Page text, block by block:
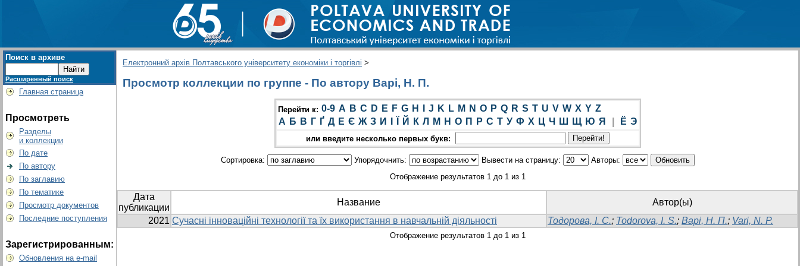
Поиск в архиве
Расширенный поиск
Главная страница
Просмотреть
Разделы
и коллекции
По дате
По автору
По заглавию
По тематике
Просмотр документов
Последние поступления
Зарегистрированным:
Обновления на e-mail
Електронний архів Полтавського університету економіки і торгівлі >
Просмотр коллекции по группе - По автору Варі, Н. П.
Перейти к: 0-9 A B C D E F G H J K L M N O P Q R S T U V W X Y Z
А Б В Г Ґ Д Е Є Ж З И Й К Л М Н О П Р С Т У Ф Х Ц Ч Ш Щ Ю Я Ё Э
или введите несколько первых букв:
Сортировка: Упорядочнить: Вывести на страницу:
Авторы:
Отображение результатов 1 до 1 из 1
Дата
публикации
Название
Автор(ы)
2021 Сучасні інноваційні технології та їх використання в навчальній діяльності Тодорова, І. С.; Todorova, I. S.; Варі, Н. П.; Vari, N. P.
Отображение результатов 1 до 1 из 1